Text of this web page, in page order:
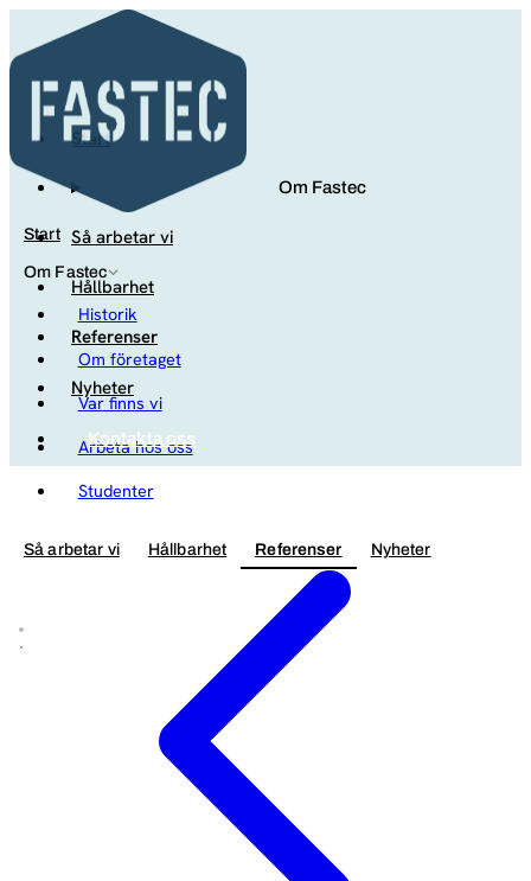
Start
Om Fastec
Historik
Om företaget
Var finns vi
Arbeta hos oss
Studenter
Så arbetar vi Hållbarhet Referenser Nyheter
Start
Om Fastec
Så arbetar vi
Hållbarhet
Referenser
Nyheter
Kontakta oss